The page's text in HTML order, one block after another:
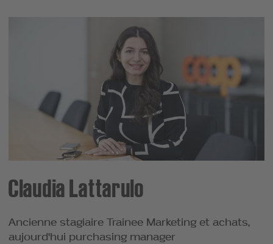
Claudia Lattarulo
Ancienne stagiaire Trainee Marketing et achats,
aujourd'hui purchasing manager